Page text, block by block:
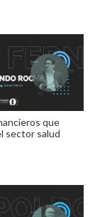
que
sector salud